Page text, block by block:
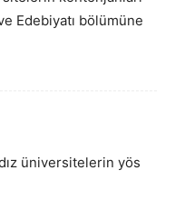
Edebiyatı bölümüne
üniversitelerin yös